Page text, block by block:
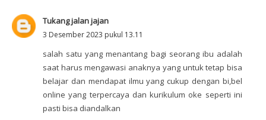
Tukang jalan jajan
3 Desember 2023 pukul 13.11
salah satu yang menantang bagi seorang ibu adalah
saat harus mengawasi anaknya yang untuk tetap bisa
belajar dan mendapat ilmu yang cukup dengan bi,bel
online yang terpercaya dan kurikulum oke seperti ini
pasti bisa diandalkan